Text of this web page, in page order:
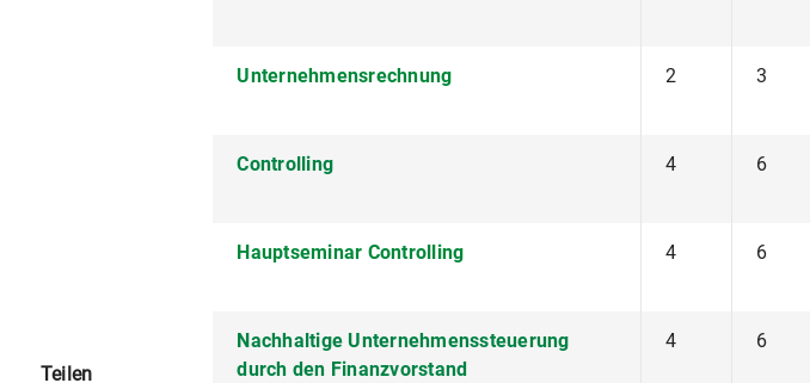
Unternehmensrechnung 2 3
Controlling 4 6
Hauptseminar Controlling 4 6
Nachhaltige Unternehmenssteuerung
durch den Finanzvorstand
4 6
Teilen